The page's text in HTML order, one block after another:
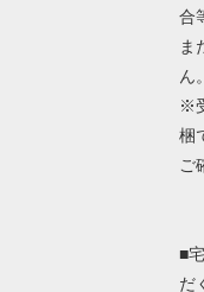
合
ま
ん。
※
梱
ご
■
だ